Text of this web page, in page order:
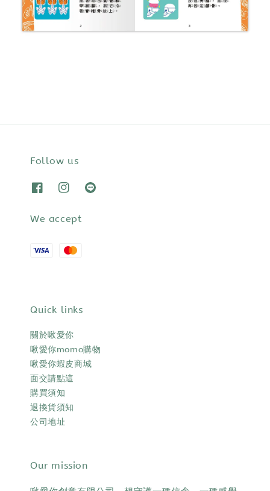
Follow us
We accept
Quick links
關於啾愛你
啾愛你momo購物
啾愛你蝦皮商城
面交請點這
購買須知
退換貨須知
公司地址
Our mission